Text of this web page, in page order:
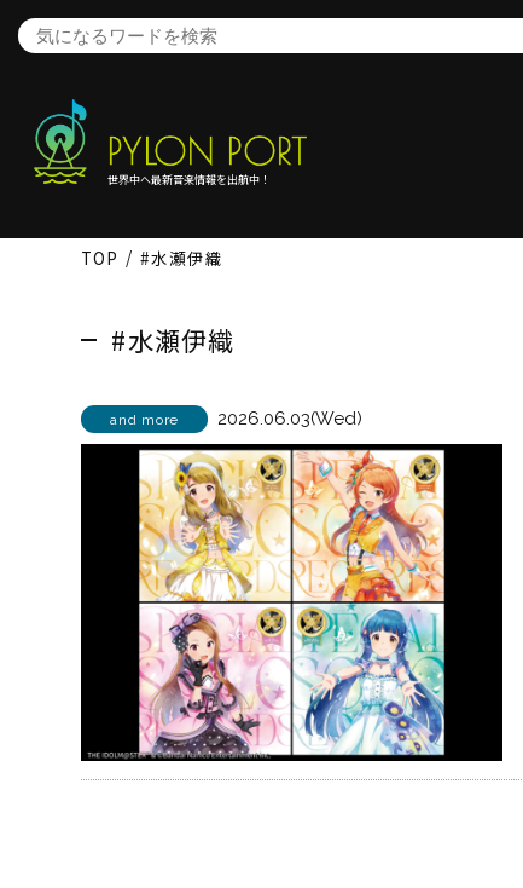
世界中へ最新音楽情報を出航中！
TOP #水瀬伊織
#水瀬伊織
and more 2026.06.03(Wed)